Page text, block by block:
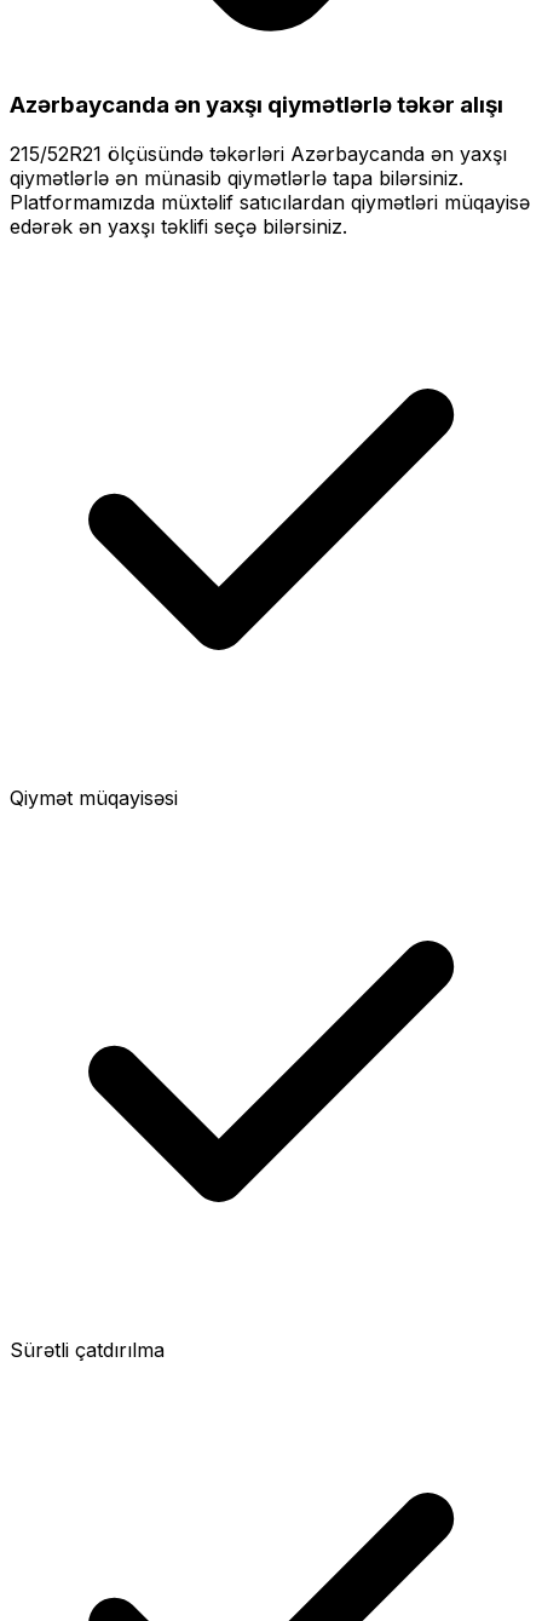
Azərbaycanda ən yaxşı qiymətlərlətəkər alışı
215/52R21 ölçüsündə təkərləri Azərbaycanda ən yaxşı
qiymətlərlə ən münasib qiymətlərlə tapa bilərsiniz.
Platformamızda müxtəlif satıcılardan qiymətləri müqayisə
edərək ən yaxşı təklifi seçə bilərsiniz.
Qiymət müqayisəsi
Sürətli çatdırılma